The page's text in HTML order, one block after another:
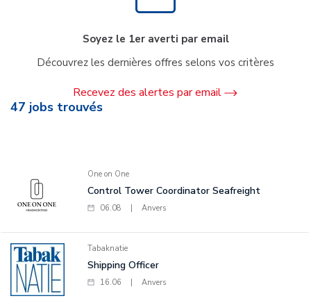
Soyez le 1er averti par email
Découvrez les dernières offres selons vos critères
Recevez des alertes par email
47 jobs trouvés
One on One
Control Tower Coordinator Seafreight
06.08 Anvers
Tabaknatie
Shipping Officer
16.06 Anvers